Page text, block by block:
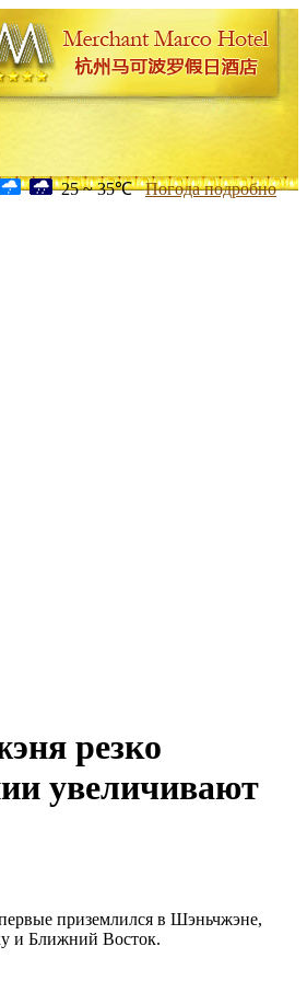
25 ~ 35℃ Погода подробно
резко
увеличивают
приземлился в Шэньчжэне,
и Ближний Восток.